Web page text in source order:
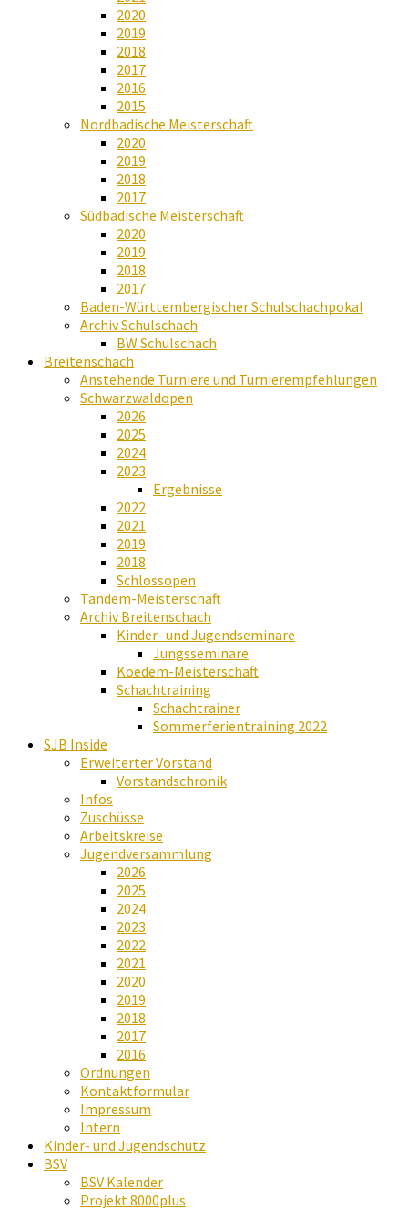
2020
2019
2018
2017
2016
2015
Nordbadische Meisterschaft
2020
2019
2018
2017
Südbadische Meisterschaft
2020
2019
2018
2017
Baden-Württembergischer Schulschachpokal
Archiv Schulschach
BW Schulschach
Breitenschach
Anstehende Turniere und Turnierempfehlungen
Schwarzwaldopen
2026
2025
2024
2023
Ergebnisse
2022
2021
2019
2018
Schlossopen
Tandem-Meisterschaft
Archiv Breitenschach
Kinder- und Jugendseminare
Jungsseminare
Koedem-Meisterschaft
Schachtraining
Schachtrainer
Sommerferientraining 2022
SJB Inside
Erweiterter Vorstand
Vorstandschronik
Infos
Zuschüsse
Arbeitskreise
Jugendversammlung
2026
2025
2024
2023
2022
2021
2020
2019
2018
2017
2016
Ordnungen
Kontaktformular
Impressum
Intern
Kinder- und Jugendschutz
BSV
BSV Kalender
Projekt 8000plus